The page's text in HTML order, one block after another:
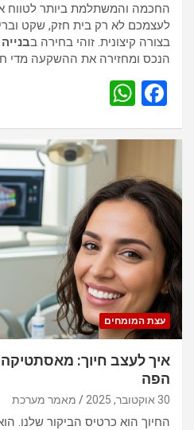
החכמה והמשתלמת ביותר לטווח
לעצמכם לא רק בית חזק, שקט
בצורה קיצונית. זוהי בחירה ב
הנכס ומחזירה את ההשקעה מדי
F
ce
b
o
o
k
at
s
A
p
p
עצת המומחים
איך לעצב חיוך: מאסתטיקה
הפה
30 אוקטובר, 2025 מאמר מערכת
החיוך הוא כרטיס הביקור שלנו.